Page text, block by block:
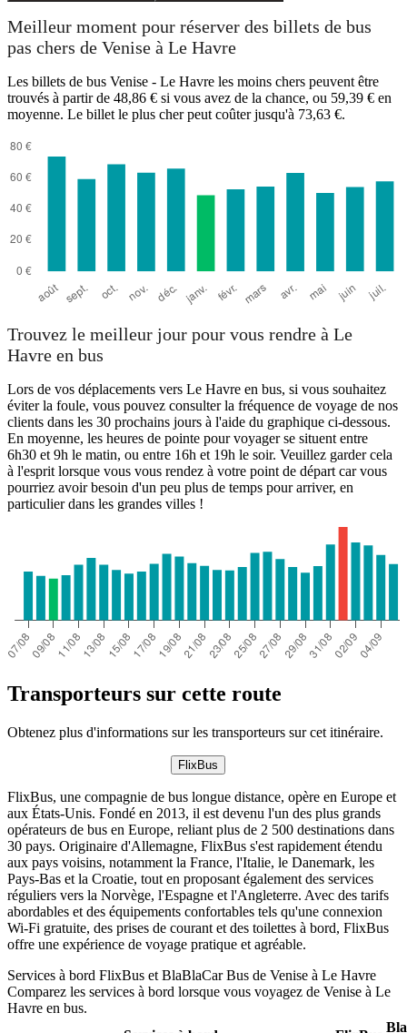
Meilleur moment pour réserver des billets de bus
pas chers de Venise à Le Havre
Les billets de bus Venise - Le Havre les moins chers peuvent être
trouvés à partir de 48,86 € si vous avez de la chance, ou 59,39 € en
moyenne. Le billet le plus cher peut coûter jusqu'à 73,63 €.
Trouvez le meilleur jour pour vous rendre à Le
Havre en bus
Lors de vos déplacements vers Le Havre en bus, si vous souhaitez
éviter la foule, vous pouvez consulter la fréquence de voyage de nos
clients dans les 30 prochains jours à l'aide du graphique ci-dessous.
En moyenne, les heures de pointe pour voyager se situent entre
6h30 et 9h le matin, ou entre 16h et 19h le soir. Veuillez garder cela
à l'esprit lorsque vous vous rendez à votre point de départ car vous
pourriez avoir besoin d'un peu plus de temps pour arriver, en
particulier dans les grandes villes !
Transporteurs sur cette route
Obtenez plus d'informations sur les transporteurs sur cet itinéraire.
FlixBus
FlixBus, une compagnie de bus longue distance, opère en Europe et
aux États-Unis. Fondé en 2013, il est devenu l'un des plus grands
opérateurs de bus en Europe, reliant plus de 2 500 destinations dans
30 pays. Originaire d'Allemagne, FlixBus s'est rapidement étendu
aux pays voisins, notamment la France, l'Italie, le Danemark, les
Pays-Bas et la Croatie, tout en proposant également des services
réguliers vers la Norvège, l'Espagne et l'Angleterre. Avec des tarifs
abordables et des équipements confortables tels qu'une connexion
Wi-Fi gratuite, des prises de courant et des toilettes à bord, FlixBus
offre une expérience de voyage pratique et agréable.
Services à bord FlixBus et BlaBlaCar Bus de Venise à Le Havre
Comparez les services à bord lorsque vous voyagez de Venise à Le
Havre en bus.